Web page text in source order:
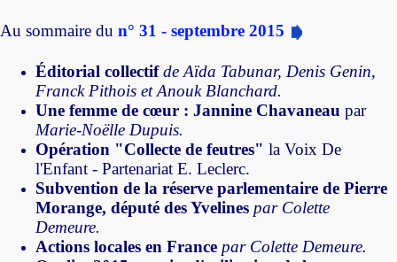
Au sommaire du n° 31 - septembre 2015
Éditorial collectifde Aïda Tabunar, Denis Genin,
Franck Pithois et Anouk Blanchard.
Une femme de cœur : Jannine Chavaneau par
Marie-Noëlle Dupuis.
Opération "Collecte de feutres" la Voix De
l'Enfant - Partenariat E. Leclerc.
Subvention de la réserve parlementaire de Pierre
Morange, député des Yvelines par Colette
Demeure.
Actions locales en France par Colette Demeure.